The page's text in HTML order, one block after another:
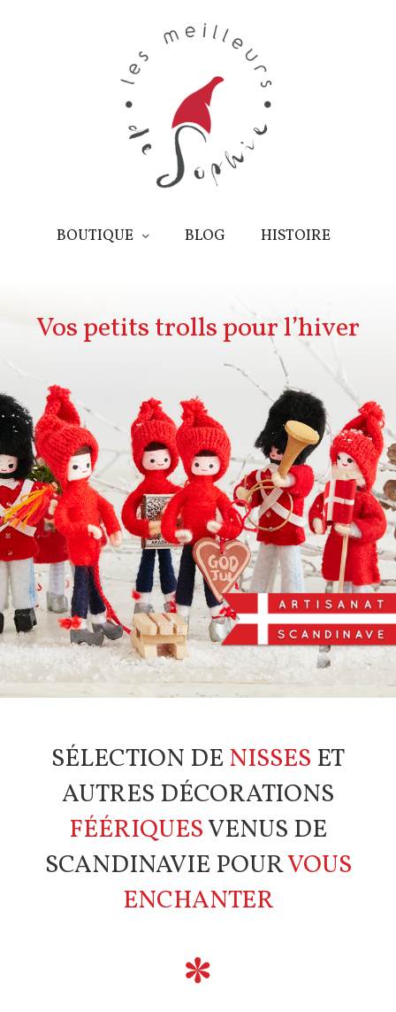
BOUTIQUE
WISHLIST
PANIER
HISTOIRE
0
CART
BOUTIQUE BLOG HISTOIRE
Vos petits trolls pour l’hiver
SÉLECTION DENISSES ET
AUTRES DÉCORATIONS
FÉÉRIQUESVENUS DE
SCANDINAVIE POURVOUS
ENCHANTER